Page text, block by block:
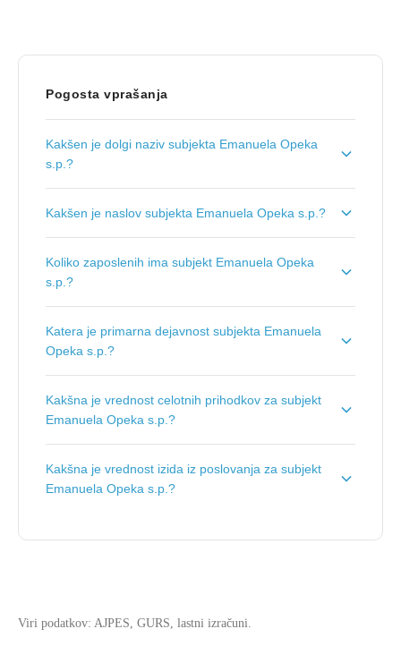
Pogosta vprašanja
Kakšen je dolgi naziv subjekta Emanuela Opeka
s.p.?
Opeka s.p..
Kakšen je naslov subjekta Emanuela Opeka s.p.?
Brezovica pri Ljubljani.
Koliko zaposlenih ima subjekt Emanuela Opeka
s.p.?
Katera je primarna dejavnost subjekta Emanuela
Opeka s.p.?
Trgovina na drobno v cvetličarnah.
Kakšna je vrednost celotnih prihodkov za subjekt
Emanuela Opeka s.p.?
Opeka s.p. je199.610 €.
Kakšna je vrednost izida iz poslovanja za subjekt
Emanuela Opeka s.p.?
s.p. je5.446 €.
Viri podatkov: AJPES, GURS, lastni izračuni.